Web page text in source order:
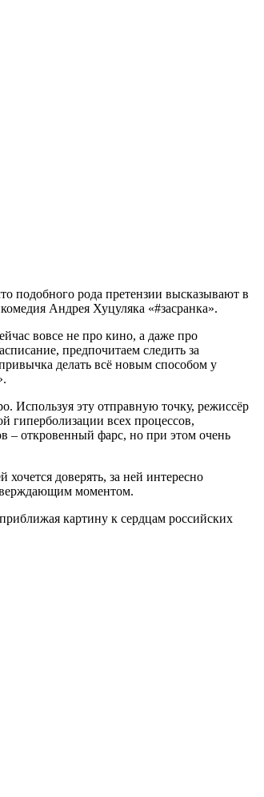
подобного рода претензии высказывают в
Андрея Хуцуляка «#засранка».
вовсе не про кино, а даже про
предпочитаем следить за
делать всё новым способом у
Используя эту отправную точку, режиссёр
гиперболизации всех процессов,
– откровенный фарс, но при этом очень
доверять, за ней интересно
моментом.
картину к сердцам российских